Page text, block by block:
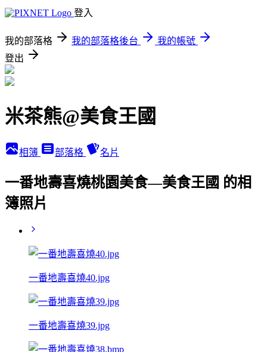
登入
我的部落格 我的部落格後台
我的帳號
登出
米茶熊@美食王國
相簿 部落格 名片
一番地壽喜燒桃園美食—美食王國 的相
簿照片
一番地壽喜燒40.jpg
一番地壽喜燒39.jpg